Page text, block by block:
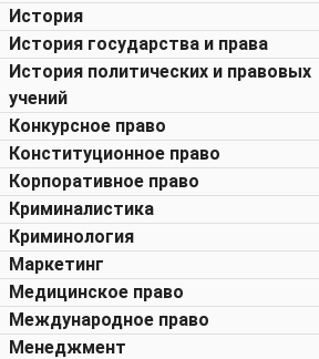
История
История государства и права
История политических и правовых
учений
Конкурсное право
Конституционное право
Корпоративное право
Криминалистика
Криминология
Маркетинг
Медицинское право
Международное право
Менеджмент